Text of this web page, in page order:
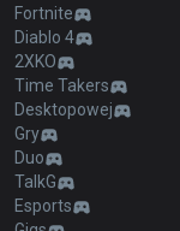
Fortnite
Diablo 4
2XKO
Time Takers
Desktopowej
Gry
Duo
TalkG
Esports